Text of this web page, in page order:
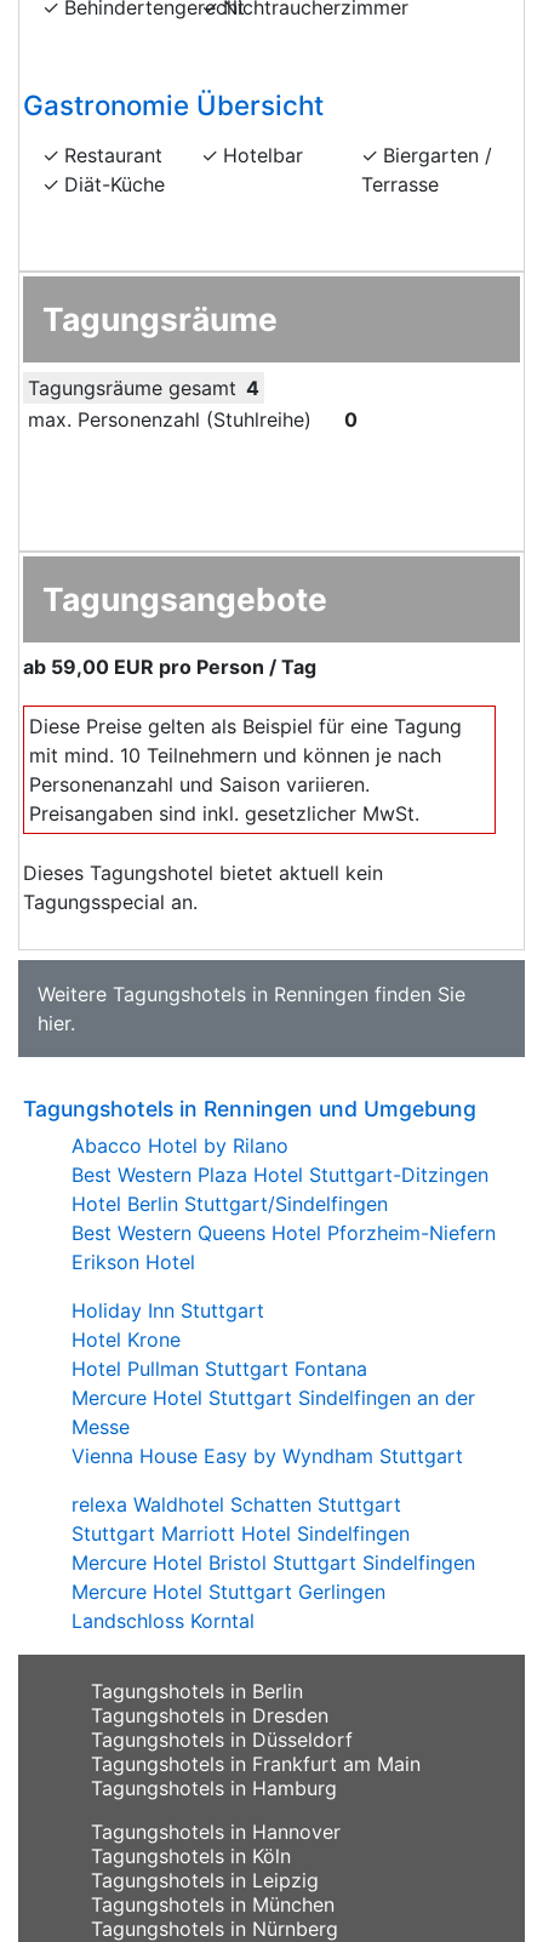
BehindertengerechtNichtraucherzimmer
Gastronomie Übersicht
Restaurant
Diät-Küche
Hotelbar
Biergarten /
Terrasse
Tagungsräume
Tagungsräume gesamt 4
max. Personenzahl (Stuhlreihe)
0
Tagungsangebote
ab 59,00 EUR pro Person / Tag
Diese Preise gelten als Beispiel für eine Tagung
mit mind. 10 Teilnehmern und können je nach
Personenanzahl und Saison variieren.
Preisangaben sind inkl. gesetzlicher MwSt.
Dieses Tagungshotel bietet aktuell kein
Tagungsspecial an.
Weitere Tagungshotels in Renningen finden Sie
hier.
Tagungshotels in Renningen und Umgebung
Abacco Hotel by Rilano
Best Western Plaza Hotel Stuttgart-Ditzingen
Hotel Berlin Stuttgart/Sindelfingen
Best Western Queens Hotel Pforzheim-Niefern
Erikson Hotel
Holiday Inn Stuttgart
Hotel Krone
Hotel Pullman Stuttgart Fontana
Mercure Hotel Stuttgart Sindelfingen an der
Messe
Vienna House Easy by Wyndham Stuttgart
relexa Waldhotel Schatten Stuttgart
Stuttgart Marriott Hotel Sindelfingen
Mercure Hotel Bristol Stuttgart Sindelfingen
Mercure Hotel Stuttgart Gerlingen
Landschloss Korntal
Tagungshotels in Berlin
Tagungshotels in Dresden
Tagungshotels in Düsseldorf
Tagungshotels in Frankfurt am Main
Tagungshotels in Hamburg
Tagungshotels in Hannover
Tagungshotels in Köln
Tagungshotels in Leipzig
Tagungshotels in München
Tagungshotels in Nürnberg